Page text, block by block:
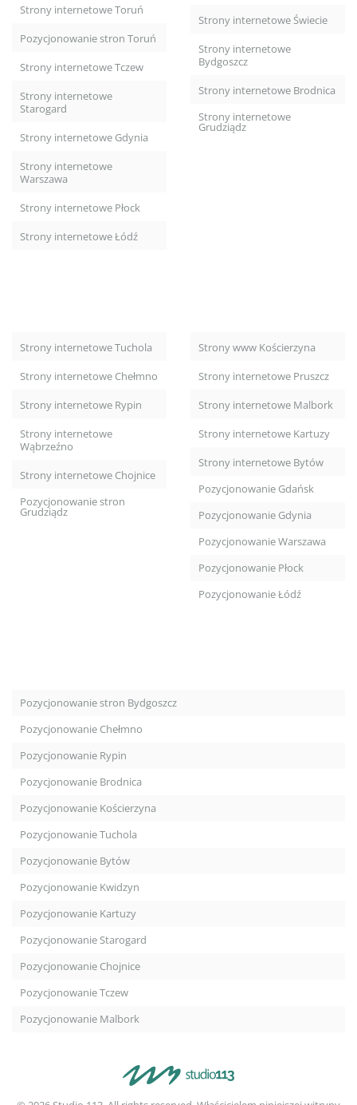
Strony internetowe Toruń
Pozycjonowanie stron Toruń
Strony internetowe Tczew
Strony internetowe
Starogard
Strony internetowe Gdynia
Strony internetowe
Warszawa
Strony internetowe Płock
Strony internetowe Łódź
Strony internetowe Świecie
Strony internetowe
Bydgoszcz
Strony internetowe Brodnica
Strony internetowe
Grudziądz
Strony internetowe Tuchola
Strony internetowe Chełmno
Strony internetowe Rypin
Strony internetowe
Wąbrzeźno
Strony internetowe Chojnice
Pozycjonowanie stron
Grudziądz
Strony www Kościerzyna
Strony internetowe Pruszcz
Strony internetowe Malbork
Strony internetowe Kartuzy
Strony internetowe Bytów
Pozycjonowanie Gdańsk
Pozycjonowanie Gdynia
Pozycjonowanie Warszawa
Pozycjonowanie Płock
Pozycjonowanie Łódź
Pozycjonowanie stron Bydgoszcz
Pozycjonowanie Chełmno
Pozycjonowanie Rypin
Pozycjonowanie Brodnica
Pozycjonowanie Kościerzyna
Pozycjonowanie Tuchola
Pozycjonowanie Bytów
Pozycjonowanie Kwidzyn
Pozycjonowanie Kartuzy
Pozycjonowanie Starogard
Pozycjonowanie Chojnice
Pozycjonowanie Tczew
Pozycjonowanie Malbork